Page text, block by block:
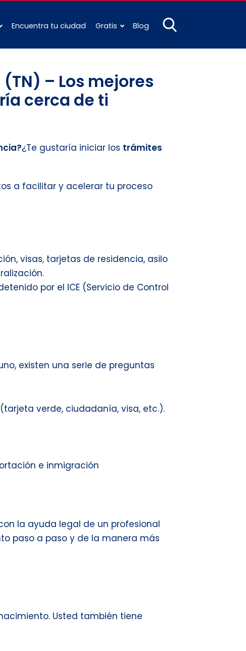
Encuentra tu ciudad Gratis Blog
– Los mejores
cerca de ti
¿Te gustaría iniciar los trámites
a facilitar y acelerar tu proceso
visas, tarjetas de residencia, asilo
por el ICE (Servicio de Control
existen una serie de preguntas
verde, ciudadanía, visa, etc.).
e inmigración
la ayuda legal de un profesional
paso a paso y de la manera más
Usted también tiene